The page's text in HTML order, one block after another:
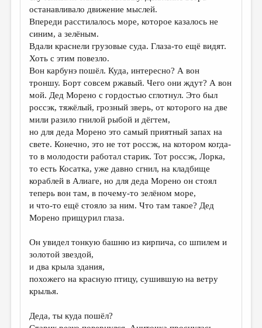
останавливало движение мыслей.
Впереди расстилалось море, которое казалось не
синим, а зелёным.
Вдали краснели грузовые суда. Глаза-то ещё видят.
Хоть с этим повезло.
Вон карбунэ пошёл. Куда, интересно? А вон
троншу. Борт совсем ржавый. Чего они ждут? А вон
мой. Дед Морено с гордостью сглотнул. Это был
россэк, тяжёлый, грозный зверь, от которого на две
мили разило гнилой рыбой и дёгтем,
но для деда Морено это самый приятный запах на
свете. Конечно, это не тот россэк, на котором когда-
то в молодости работал старик. Тот россэк, Лорка,
то есть Косатка, уже давно сгнил, на кладбище
кораблей в Алиаге, но для деда Морено он стоял
теперь вон там, в почему-то зелёном море,
и что-то ещё стояло за ним. Что там такое? Дед
Морено прищурил глаза.
Он увидел тонкую башню из кирпича, со шпилем и
золотой звездой,
и два крыла здания,
похожего на красную птицу, сушившую на ветру
крылья.
Деда, ты куда пошёл?